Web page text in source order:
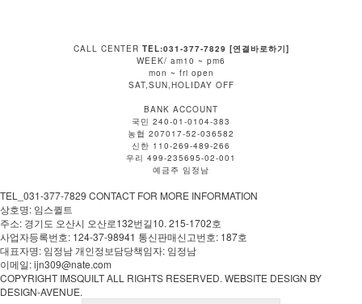
CALL CENTER TEL:031-377-7829 [연결바로하기]
WEEK/ am10 ~ pm6
mon ~ fri open
SAT,SUN,HOLIDAY OFF
BANK ACCOUNT
국민 240-01-0104-383
농협 207017-52-036582
신한 110-269-489-266
우리 499-235695-02-001
예금주 임정남
TEL_031-377-7829 CONTACT FOR MORE INFORMATION
상호명: 임스퀼트
주소: 경기도 오산시 오산로132번길10. 215-1702호
사업자등록번호: 124-37-98941 통신판매신고번호: 187호
대표자명: 임정남 개인정보담당책임자: 임정남
이메일: ijn309@nate.com
COPYRIGHT IMSQUILT ALL RIGHTS RESERVED. WEBSITE DESIGN BY
DESIGN-AVENUE.